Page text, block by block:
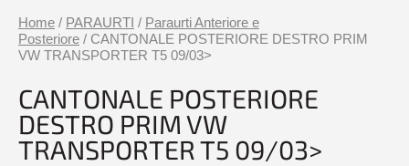
Home / PARAURTI / Paraurti Anteriore e
Posteriore / CANTONALE POSTERIORE DESTRO PRIM
VW TRANSPORTER T5 09/03>
CANTONALE POSTERIORE
DESTRO PRIM VW
TRANSPORTER T5 09/03>